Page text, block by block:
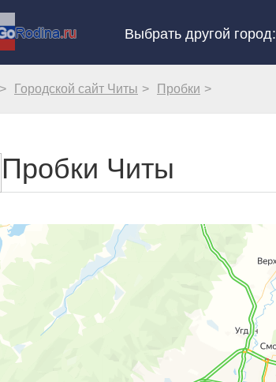
Выбрать другой город:
Городской сайт Читы Пробки
Пробки Читы